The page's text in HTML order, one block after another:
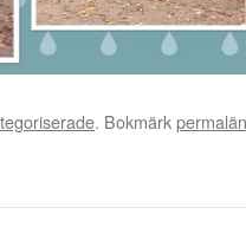
. Bokmärk